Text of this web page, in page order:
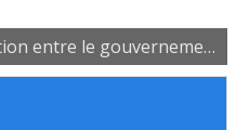
Approfondir la collaboration entre le gouvernement, les universités et les entreprises pour favoriser le développement des talents industriels